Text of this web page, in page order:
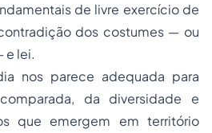
de livre exercício de
dos costumes — ou
e lei.
nos parece adequada para
da diversidade e
que emergem em território